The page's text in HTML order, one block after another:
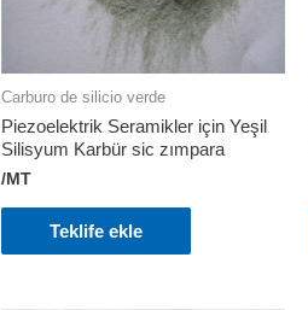
Carburo de silicio verde
Piezoelektrik Seramikler için Yeşil
Silisyum Karbür sic zımpara
/MT
Teklife ekle